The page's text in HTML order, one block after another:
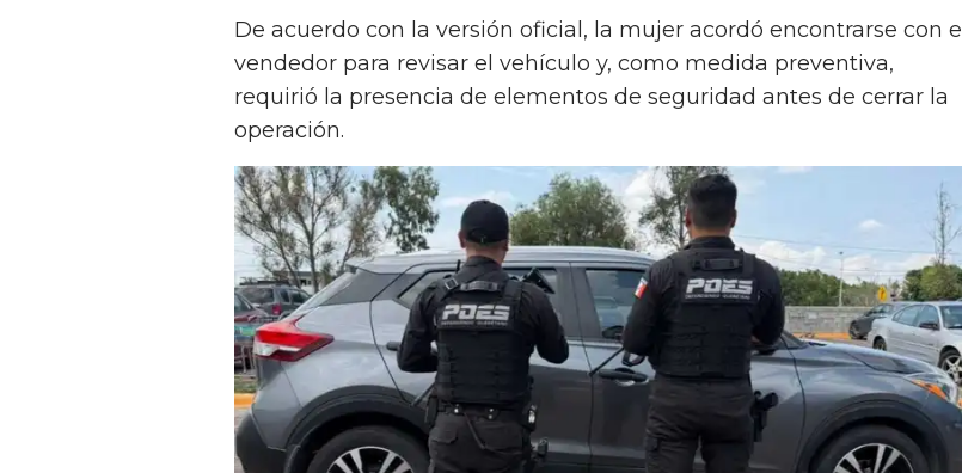
De acuerdo con la versión oficial, la mujer acordó encontrarse con el
vendedor para revisar el vehículo y, como medida preventiva,
requirió la presencia de elementos de seguridad antes de cerrar la
operación.